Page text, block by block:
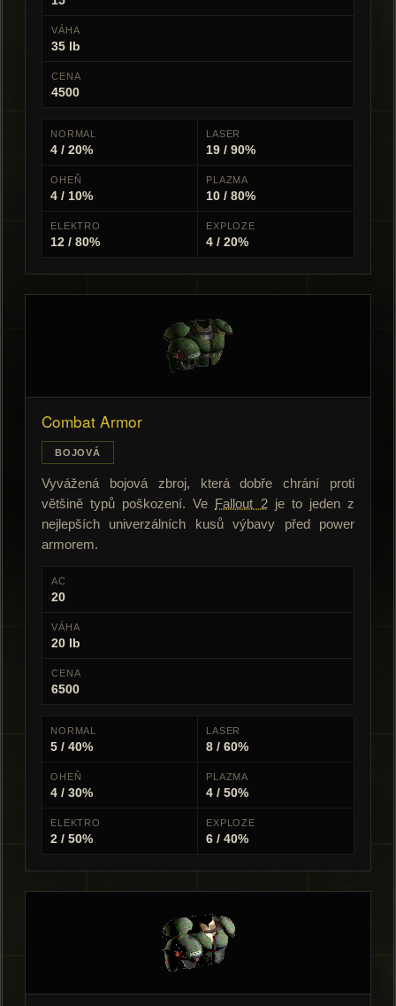
VÁHA
35 lb
CENA
4500
NORMAL
4 / 20%
LASER
19 / 90%
OHEŇ
4 / 10%
PLAZMA
10 / 80%
ELEKTRO
12 / 80%
EXPLOZE
4 / 20%
Combat Armor
BOJOVÁ
Vyvážená bojová zbroj, která dobře chrání proti
většině typů poškození. Ve Fallout 2je to jeden z
nejlepších univerzálních kusů výbavy před power
armorem.
AC
20
VÁHA
20 lb
CENA
6500
NORMAL
5 / 40%
LASER
8 / 60%
OHEŇ
4 / 30%
PLAZMA
4 / 50%
ELEKTRO
2 / 50%
EXPLOZE
6 / 40%